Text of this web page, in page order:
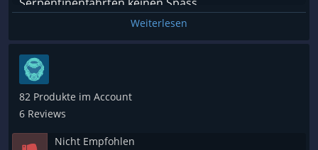
Simus.
Außerdem sollte man früh zusätzliche Fahrer
einstellen um schneller Kohle zu verdienen.
Einzige Negativpunkte sind gelegentliche Ruckler
und die etwas zu langen Strecken.
Macht aber echt Laune.
Weiterlesen
82 Produkte im Account
6 Reviews
Nicht Empfohlen